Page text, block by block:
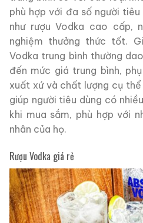
phù hợp với đa số người
như rượu Vodka cao cấp,
nghiệm thưởng thức tốt.
Vodka trung bình thường
đến mức giá trung bình,
xuất xứ và chất lượng cụ
giúp người tiêu dùng có
khi mua sắm, phù hợp với
nhân của họ.
Rượu Vodka giá rẻ